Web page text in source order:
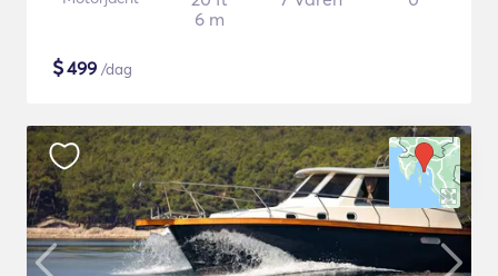
6 m
$499 /dag